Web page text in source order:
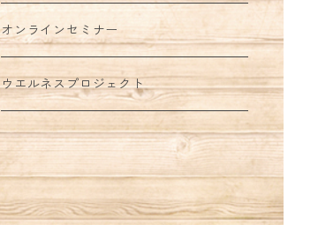
オンラインセミナー
ウエルネスプロジェクト